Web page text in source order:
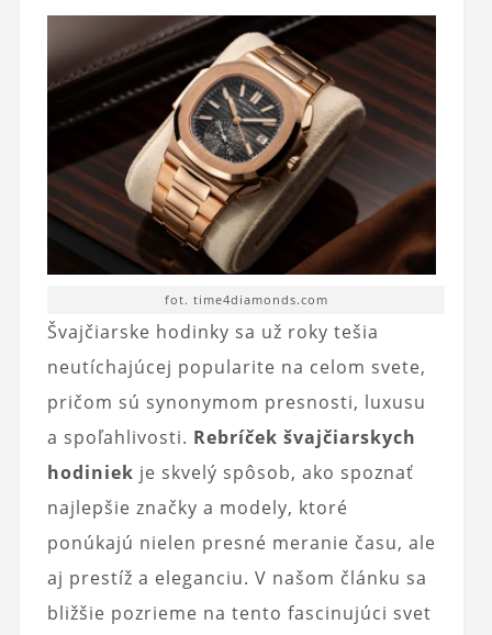
fot. time4diamonds.com
Švajčiarske hodinky sa už roky tešia
neutíchajúcej popularite na celom svete,
pričom sú synonymom presnosti, luxusu
a spoľahlivosti. Rebríček švajčiarskych
hodiniek je skvelý spôsob, ako spoznať
najlepšie značky a modely, ktoré
ponúkajú nielen presné meranie času, ale
aj prestíž a eleganciu. V našom článku sa
bližšie pozrieme na tento fascinujúci svet